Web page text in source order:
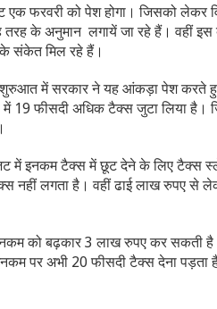
फरवरी को पेश होगा। जिसको लेकर
के अनुमान लगायें जा रहे हैं। वहीं
के संकेत मिल रहे हैं।
में सरकार ने यह आंकड़ा पेश करते हुए
में 19 फीसदी अधिक टैक्स जुटा लिया
में इनकम टैक्स में छूट देने के लिए टैक्स
नहीं लगता है। वहीं ढाई लाख रुपए से
को बढ़कार 3 लाख रुपए कर सकती
पर अभी 20 फीसदी टैक्स देना